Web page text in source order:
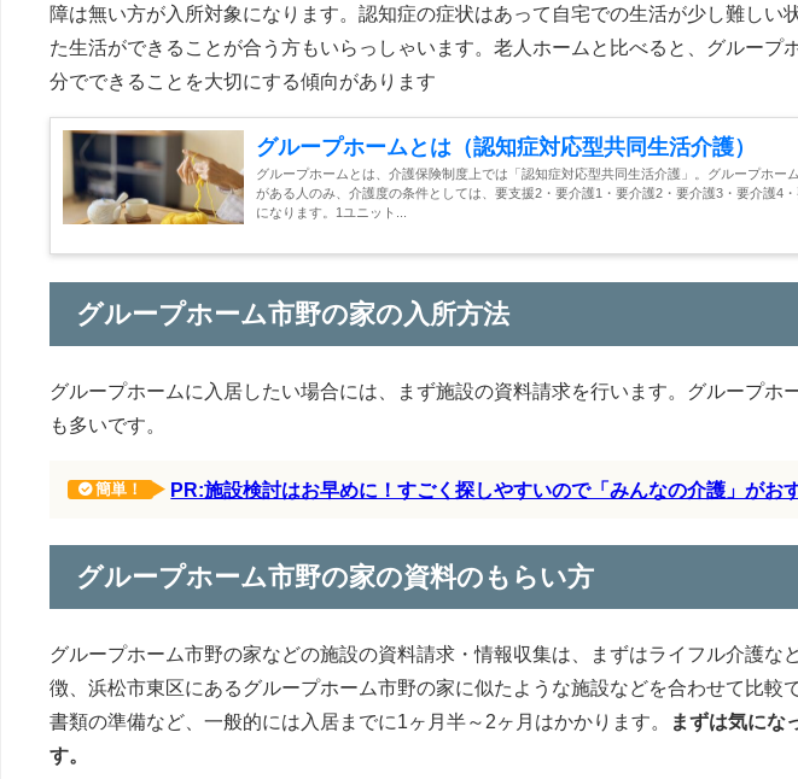
障は無い方が入所対象になります。認知症の症状はあって自宅での生活が少し難しい
た生活ができることが合う方もいらっしゃいます。老人ホームと比べると、グループ
分でできることを大切にする傾向があります
グループホームとは（認知症対応型共同生活介護）
グループホームとは、介護保険制度上では「認知症対応型共同生活介護」。グループホ
がある人のみ、介護度の条件としては、要支援2・要介護1・要介護2・要介護3・要介護4
になります。1ユニット...
グループホーム市野の家の入所方法
グループホームに入居したい場合には、まず施設の資料請求を行います。グループホ
も多いです。
簡単！ PR:施設検討はお早めに！すごく探しやすいので「みんなの介護」がお
グループホーム市野の家の資料のもらい方
グループホーム市野の家などの施設の資料請求・情報収集は、まずはライフル介護な
徴、浜松市東区にあるグループホーム市野の家に似たような施設などを合わせて比較
書類の準備など、一般的には入居までに1ヶ月半～2ヶ月はかかります。
まずは気にな
す。